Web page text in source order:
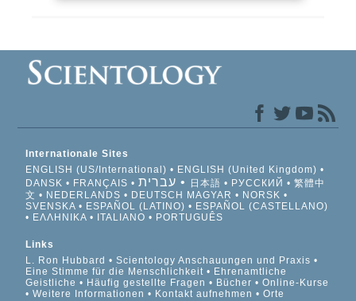
Internationale Sites
ENGLISH (US/International)
ENGLISH (United Kingdom)
DANSK
FRANÇAIS עברית 日本語 РУССКИЙ
繁體中
文
NEDERLANDS DEUTSCH MAGYAR
NORSK
SVENSKA
ESPAÑOL (LATINO)
ESPAÑOL (CASTELLANO)
ΕΛΛΗΝΙΚA
ITALIANO PORTUGUÊS
Links
L. Ron Hubbard
Scientology Anschauungen und Praxis
Eine Stimme für die Menschlichkeit
Ehrenamtliche
Geistliche
Häufig gestellte Fragen Bücher
Online-Kurse
Weitere Informationen
Kontakt aufnehmen Orte